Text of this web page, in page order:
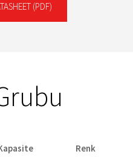
(PDF)
Renk